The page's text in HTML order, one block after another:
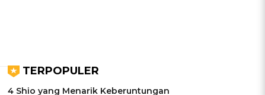
TERPOPULER
4 Shio yang Menarik Keberuntungan